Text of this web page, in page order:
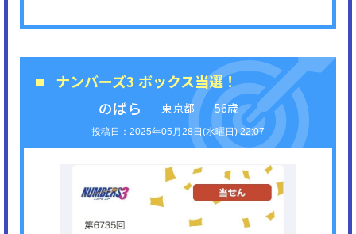
ナンバーズ3 ボックス当選！
のばら
東京都 56歳
2025年05月28日(水曜日) 22:07